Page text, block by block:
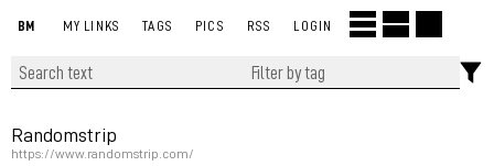
BM MY LINKS TAGS PICS RSS LOGIN
Randomstrip
https://www.randomstrip.com/